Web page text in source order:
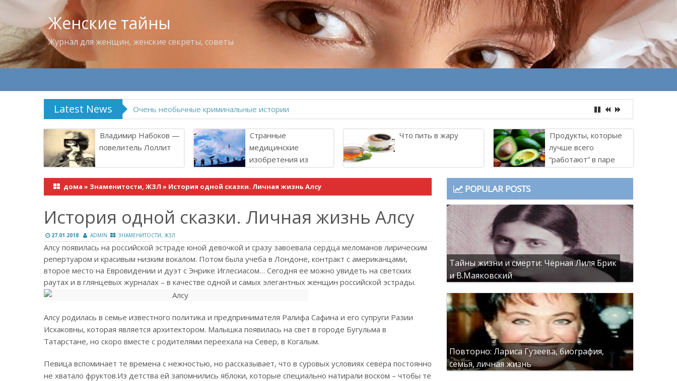
Женские тайны
Журнал для женщин, женские секреты, советы
Latest News Владимир Набоков — повелитель Лоллит
Владимир Набоков —
повелитель Лоллит
Странные
медицинские
изобретения из
Что пить в жару
Продукты, которые
лучше всего
“работают” в паре
дома » Знаменитости, ЖЗЛ » История одной сказки. Личная жизнь Алсу
История одной сказки. Личная жизнь Алсу
27.01.2018 ADMIN ЗНАМЕНИТОСТИ, ЖЗЛ
Алсу появилась на российской эстраде юной девочкой и сразу завоевала сердца меломанов лирическим
репертуаром и красивым низким вокалом. Потом была учеба в Лондоне, контракт с американцами,
второе место на Евровидении и дуэт с Энрике Иглесиасом… Сегодня ее можно увидеть на светских
раутах и в глянцевых журналах – в качестве одной и самых элегантных женщин российской эстрады.
Алсу родилась в семье известного политика и предпринимателя Ралифа Сафина и его супруги Разии
Исхаковны, которая является архитектором. Малышка появилась на свет в городе Бугульма в
Татарстане, но скоро вместе с родителями переехала на Север, в Когалым.
Певица вспоминает те времена с нежностью, но рассказывает, что в суровых условиях севера постоянно
не хватало фруктов.Из детства ей запомнились яблоки, которые специально натирали воском – чтобы те
POPULAR POSTS
Тайны жизни и смерти: Чёрная Лиля Брик
и В.Маяковский
Повторно: Лариса Гузеева, биография,
семья, личная жизнь